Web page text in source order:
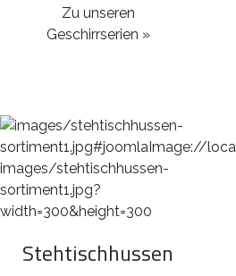
Zu unseren
Geschirrserien »
Stehtischhussen